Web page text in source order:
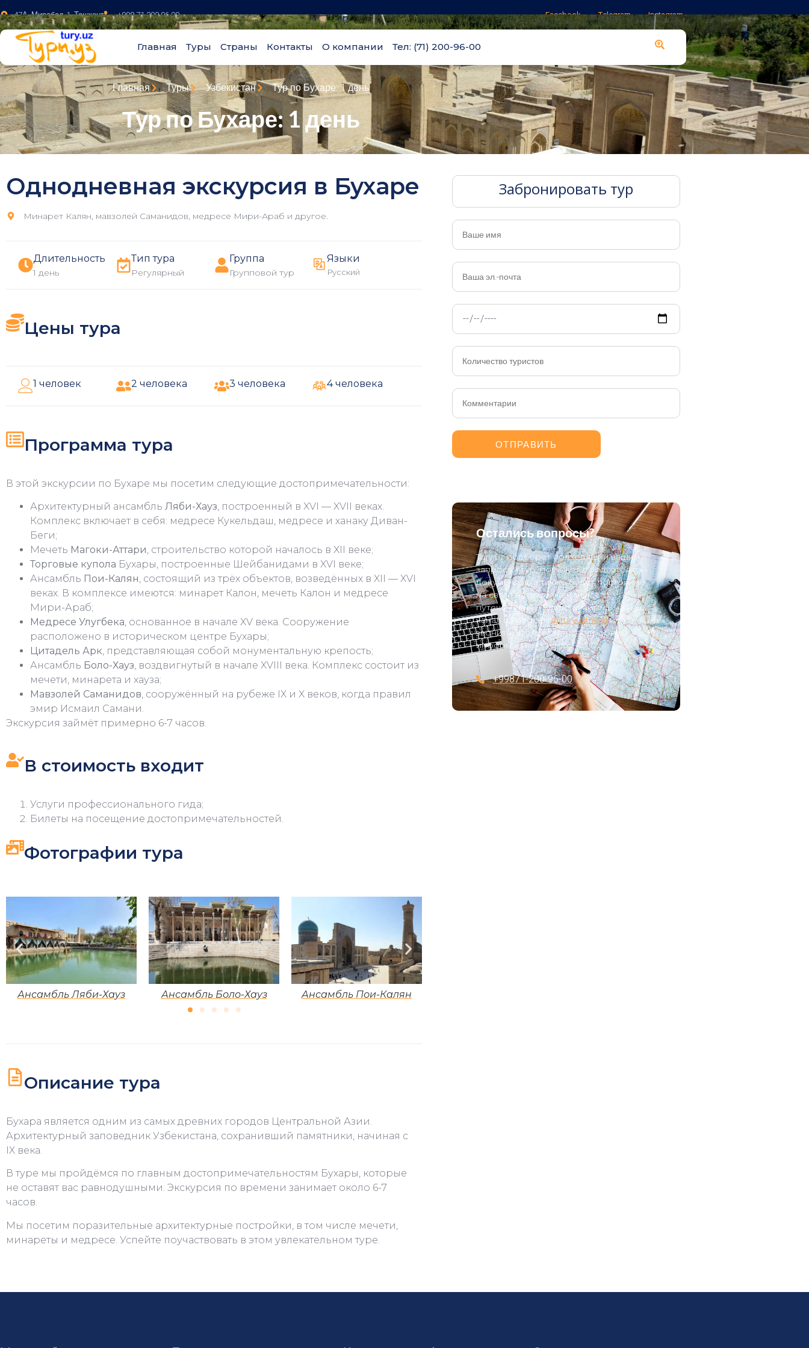
47А, Мирабад-1, Ташкент +998 71 200 96 00 Facebook Telegram Instagram
Главная Туры Страны Контакты О компании Тел: (71) 200-96-00
Главная Туры Узбекистан Тур по Бухаре: 1 день
Тур по Бухаре: 1 день
Однодневная экскурсия в Бухаре
Минарет Калян, мавзолей Саманидов, медресе Мири-Араб и другое.
Длительность
1 день
Тип тура
Регулярный
Группа
Групповой тур
Языки
Русский
Цены тура
1 человек 2 человека 3 человека 4 человека
Программа тура
В этой экскурсии по Бухаре мы посетим следующие достопримечательности:
Архитектурный ансамбль Ляби-Хауз, построенный в XVI — XVII веках.
Комплекс включает в себя: медресе Кукельдаш, медресе и ханаку Диван-
Беги;
Мечеть Магоки-Аттари, строительство которой началось в XII веке;
Торговые купола Бухары, построенные Шейбанидами в XVI веке;
Ансамбль Пои-Калян, состоящий из трёх объектов, возведённых в XII — XVI
веках. В комплексе имеются: минарет Калон, мечеть Калон и медресе
Мири-Араб;
Медресе Улугбека, основанное в начале XV века. Сооружение
расположено в историческом центре Бухары;
Цитадель Арк, представляющая собой монументальную крепость;
Ансамбль Боло-Хауз, воздвигнутый в начале XVIII века. Комплекс состоит из
мечети, минарета и хауза;
Мавзолей Саманидов, сооружённый на рубеже IX и X веков, когда правил
эмир Исмаил Самани.
Экскурсия займёт примерно 6-7 часов.
В стоимость входит
Услуги профессионального гида;
Билеты на посещение достопримечательностей.
Фотографии тура
Ансамбль Ляби-Хауз Ансамбль Боло-Хауз Ансамбль Пои-Калян
Описание тура
Бухара является одним из самых древних городов Центральной Азии.
Архитектурный заповедник Узбекистана, сохранивший памятники, начиная с
IX века.
В туре мы пройдёмся по главным достопримечательностям Бухары, которые
не оставят вас равнодушными. Экскурсия по времени занимает около 6-7
часов.
Мы посетим поразительные архитектурные постройки, в том числе мечети,
минареты и медресе. Успейте поучаствовать в этом увлекательном туре.
Забронировать тур
Остались вопросы?
Tury.uz подберет подходящий вашим
запросам тур, поможет с подготовкой
документов, а также будет постоянно
на связи на протяжении всего
путешествия. Подписывайтесь на наш
канал в Telegram@turyuztravelили
звоните, чтобы узнать подробную
информацию о турах:
+99871-200-96-00